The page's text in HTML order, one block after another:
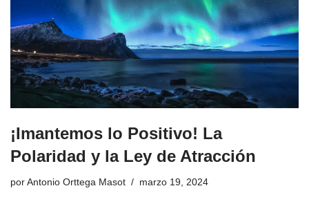
¡Imantemos lo Positivo! La
Polaridad y la Ley de Atracción
por Antonio Orttega Masot marzo 19, 2024